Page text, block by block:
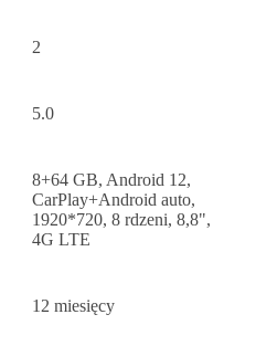
2
5.0
8+64 GB, Android 12,
CarPlay+Android auto,
1920*720, 8 rdzeni, 8,8",
4G LTE
12 miesięcy